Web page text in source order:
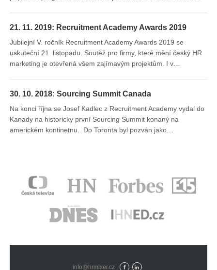
21. 11. 2019: Recruitment Academy Awards 2019
Jubilejní V. ročník Recruitment Academy Awards 2019 se
uskuteční 21. listopadu. Soutěž pro firmy, které mění český HR
marketing je otevřená všem zajímavým projektům. I v…
30. 10. 2018: Sourcing Summit Canada
Na konci října se Josef Kadlec z Recruitment Academy vydal do
Kanady na historicky první Sourcing Summit konaný na
americkém kontinetnu. Do Toronta byl pozván jako…
info@hrmixer.cz